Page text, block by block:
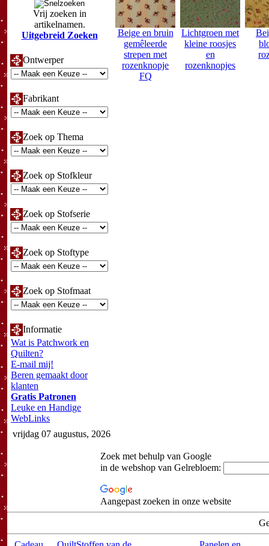
Vrij zoeken in
artikelnamen.
Uitgebreid Zoeken
Ontwerper
Fabrikant
Zoek op Thema
Zoek op Stofkleur
Zoek op Stofserie
Zoek op Stoftype
Zoek op Stofmaat
Informatie
Wat is Patchwork en
Quilten?
E-mail mij!
Beren gemaakt door
klanten
Gratis Patronen
Leuke en Handige
WebLinks
Beige en bruin
gemêleerde
strepen met
rozenknopje
FQ
Lichtgroen met
kleine roosjes
en
rozenknopjes
vrijdag 07 augustus, 2026
Zoek met behulp van Google
in de webshop van Gelrebloem:
Aangepast zoeken in onze website